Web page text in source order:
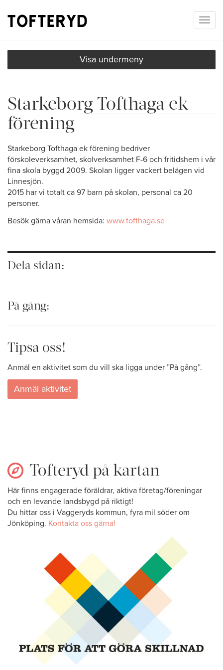
Visa undermeny
Starkeborg Tofthaga ek
förening
Starkeborg Tofthaga ek förening bedriver
förskoleverksamhet, skolverksamhet F-6 och fritidshem i vår
fina skola byggd 2009. Skolan ligger vackert belägen vid
Linnesjön.
2015 har vi totalt ca 97 barn på skolan, personal ca 20
personer.
Besök gärna våran hemsida: www.tofthaga.se
Dela sidan:
På gång:
Tipsa oss!
Anmäl en aktivitet som du vill ska ligga under ”På gång”.
Anmäl aktivitet
Tofteryd på kartan
Här finns engagerade föräldrar, aktiva företag/föreningar
och en levande landsbygd på riktigt!
Du hittar oss i Vaggeryds kommun, fyra mil söder om
Jönköping. Kontakta oss gärna!